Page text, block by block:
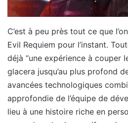
C’est à peu près tout ce que
Evil Requiem pour l’instant.
déjà “une expérience à couper
glacera jusqu’au plus profond
avancées technologiques
approfondie de l’équipe de
lieu à une histoire riche en